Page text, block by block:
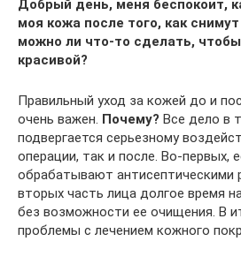
Добрый день, меня беспокоит,
моя кожа после того, как
можно ли что-то сделать,
красивой?
Правильный уход за кожей до и
очень важен. Почему? Все дело в
подвергается серьезному
операции, так и после. Во-первых,
обрабатывают антисептическими
вторых часть лица долгое время
без возможности ее очищения. В
проблемы с лечением кожного